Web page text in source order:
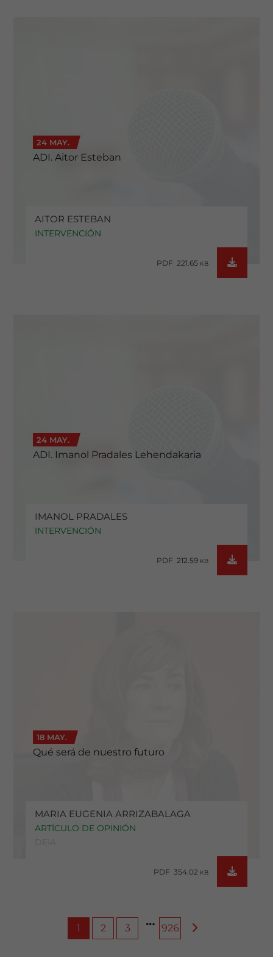
24 MAY.
ADI. Aitor Esteban
AITOR ESTEBAN
INTERVENCIÓN
PDF 221.65 KB
24 MAY.
ADI. Imanol Pradales Lehendakaria
IMANOL PRADALES
INTERVENCIÓN
PDF 212.59 KB
18 MAY.
Qué será de nuestro futuro
MARIA EUGENIA ARRIZABALAGA
ARTÍCULO DE OPINIÓN
PDF 354.02 KB
1 2 3 926